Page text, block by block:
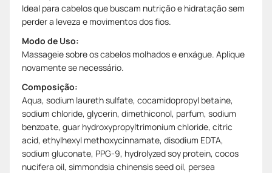
Ideal para cabelos que buscam nutrição e hidratação sem
perder a leveza e movimentos dos fios.
Modo de Uso:
Massageie sobre os cabelos molhados e enxágue. Aplique
novamente se necessário.
Composição:
Aqua, sodium laureth sulfate, cocamidopropyl betaine,
sodium chloride, glycerin, dimethiconol, parfum, sodium
benzoate, guar hydroxypropyltrimonium chloride, citric
acid, ethylhexyl methoxycinnamate, disodium EDTA,
sodium gluconate, PPG-9, hydrolyzed soy protein, cocos
nucifera oil, simmondsia chinensis seed oil, persea